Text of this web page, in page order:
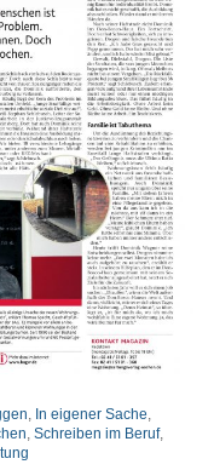
In eigener Sache
Schreiben im Beruf,